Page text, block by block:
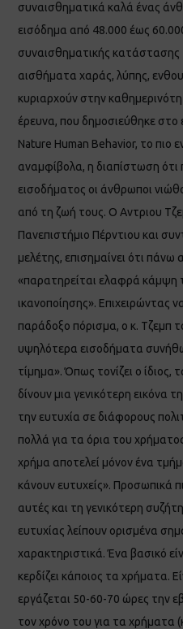
συναισθηματικά καλά ένας
εισόδημα από 48.000 έως
συναισθηματικής κατάστασης
αισθήματα χαράς, λύπης,
κυριαρχούν στην
έρευνα, που δημοσιεύθηκε στο
Nature Human Behavior, το πιο
αναμφίβολα, η διαπίστωση
εισοδήματος οι άνθρωποι
από τη ζωή τους. Ο Αντριου
Πανεπιστήμιο Πέρντιου και
μελέτης, επισημαίνει ότι
«παρατηρείται ελαφρά κάμψη
ικανοποίησης». Επιχειρώντας
παράδοξο πόρισμα, ο κ. Τζεμπ
υψηλότερα εισοδήματα
τίμημα». Όπως τονίζει ο
δίνουν μια γενικότερη εικόνα
την ευτυχία σε διάφορους
πολλά για τα όρια του
χρήμα αποτελεί μόνον ένα
κάνουν ευτυχείς». Προσωπικά
αυτές και τη γενικότερη
ευτυχίας λείπουν ορισμένα
χαρακτηριστικά. Ένα βασικό
κερδίζει κάποιος τα χρήματα.
εργάζεται 50-60-70 ώρες την
τον χρόνο του για τα χρήματα